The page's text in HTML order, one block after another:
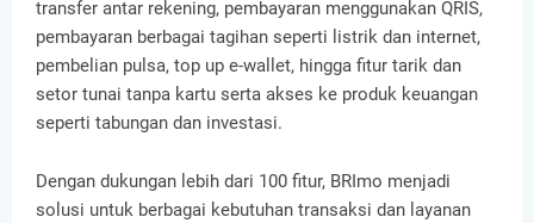
transfer antar rekening, pembayaran menggunakan QRIS,
pembayaran berbagai tagihan seperti listrik dan internet,
pembelian pulsa, top up e-wallet, hingga fitur tarik dan
setor tunai tanpa kartu serta akses ke produk keuangan
seperti tabungan dan investasi.
Dengan dukungan lebih dari 100 fitur, BRImo menjadi
solusi untuk berbagai kebutuhan transaksi dan layanan